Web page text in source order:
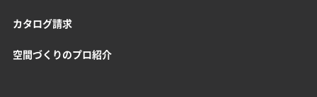
カタログ請求
空間づくりのプロ紹介